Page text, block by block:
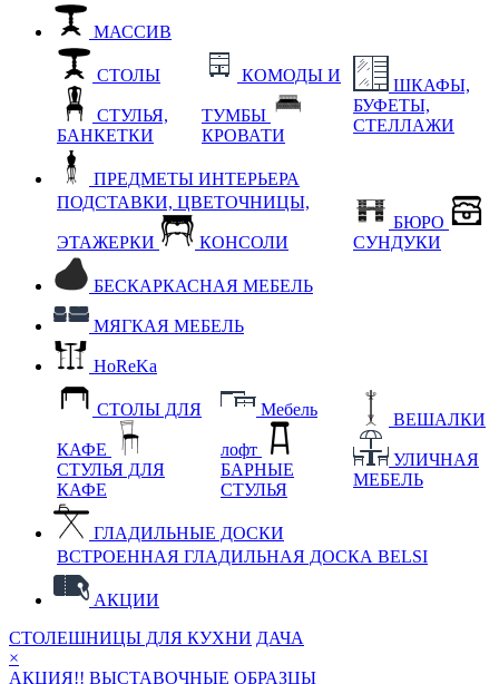
МАССИВ
СТОЛЫ
СТУЛЬЯ,
БАНКЕТКИ
КОМОДЫ И
ТУМБЫ
КРОВАТИ
ШКАФЫ,
БУФЕТЫ,
СТЕЛЛАЖИ
ПРЕДМЕТЫ ИНТЕРЬЕРА
ПОДСТАВКИ, ЦВЕТОЧНИЦЫ,
ЭТАЖЕРКИ КОНСОЛИ
БЮРО
СУНДУКИ
БЕСКАРКАСНАЯ МЕБЕЛЬ
МЯГКАЯ МЕБЕЛЬ
HoReKa
СТОЛЫ ДЛЯ
КАФЕ
СТУЛЬЯ ДЛЯ
КАФЕ
Мебель
лофт
БАРНЫЕ
СТУЛЬЯ
ВЕШАЛКИ
УЛИЧНАЯ
МЕБЕЛЬ
ГЛАДИЛЬНЫЕ ДОСКИ
ВСТРОЕННАЯ ГЛАДИЛЬНАЯ ДОСКА BELSI
АКЦИИ
СТОЛЕШНИЦЫ ДЛЯ КУХНИ ДАЧА
×
АКЦИЯ!! ВЫСТАВОЧНЫЕ ОБРАЗЦЫ